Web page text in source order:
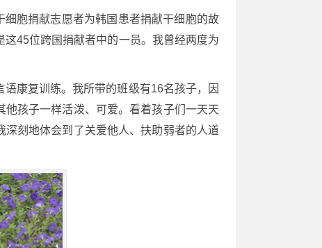
胞捐献志愿者为韩国患者捐献干细胞的故
45位跨国捐献者中的一员。我曾经两度为
康复训练。我所带的班级有16名孩子，因
孩子一样活泼、可爱。看着孩子们一天天
刻地体会到了关爱他人、扶助弱者的人道